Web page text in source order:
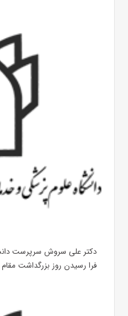
دکتر علی سروش سرپرست
فرا رسیدن روز بزرگداشت